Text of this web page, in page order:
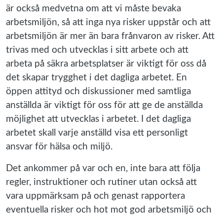
är också medvetna om att vi måste bevaka
arbetsmiljön, så att inga nya risker uppstår och att
arbetsmiljön är mer än bara frånvaron av risker. Att
trivas med och utvecklas i sitt arbete och att
arbeta på säkra arbetsplatser är viktigt för oss då
det skapar trygghet i det dagliga arbetet. En
öppen attityd och diskussioner med samtliga
anställda är viktigt för oss för att ge de anställda
möjlighet att utvecklas i arbetet. I det dagliga
arbetet skall varje anställd visa ett personligt
ansvar för hälsa och miljö.
Det ankommer på var och en, inte bara att följa
regler, instruktioner och rutiner utan också att
vara uppmärksam på och genast rapportera
eventuella risker och hot mot god arbetsmiljö och